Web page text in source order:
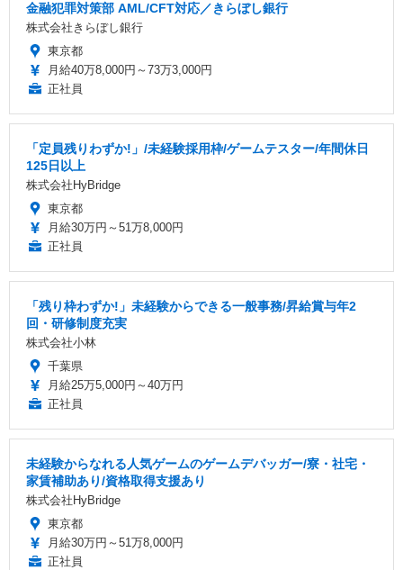
金融犯罪対策部 AML/CFT対応／きらぼし銀行
株式会社きらぼし銀行
東京都
月給40万8,000円～73万3,000円
正社員
「定員残りわずか!」/未経験採用枠/ゲームテスター/年間休日
125日以上
株式会社HyBridge
東京都
月給30万円～51万8,000円
正社員
「残り枠わずか!」未経験からできる一般事務/昇給賞与年2
回・研修制度充実
株式会社小林
千葉県
月給25万5,000円～40万円
正社員
未経験からなれる人気ゲームのゲームデバッガー/寮・社宅・
家賃補助あり/資格取得支援あり
株式会社HyBridge
東京都
月給30万円～51万8,000円
正社員